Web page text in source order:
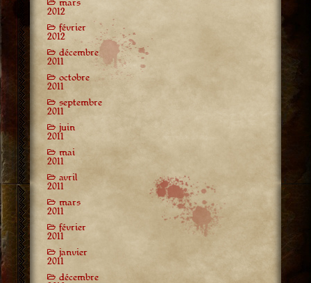
mars
2012
février
2012
décembre
2011
octobre
2011
septembre
2011
juin
2011
mai
2011
avril
2011
mars
2011
février
2011
janvier
2011
décembre